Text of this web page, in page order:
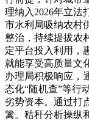
理纳入2026年立法
市水利局吸纳农村
整治，持续提拔农
定平台投入利用，
就能享受高质量文
办理局积极响应，
态化“随机查”等行
劣势资本。通过打
篱。秸秆分析操纵